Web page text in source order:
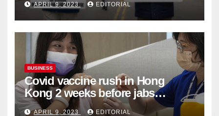
Organ Harvesting
APRIL 9, 2023 EDITORIAL
BUSINESS
Covid vaccine rush in Hong
Kong 2 weeks before jabs
become chargeable
APRIL 9, 2023 EDITORIAL